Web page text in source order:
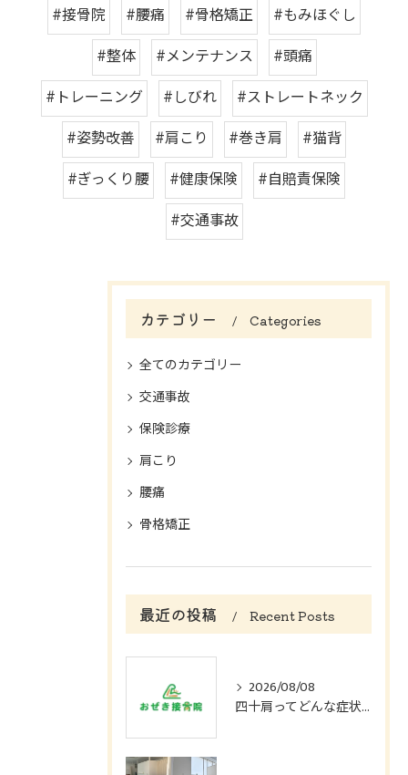
#接骨院 #腰痛 #骨格矯正
#もみほぐし
#整体
#メンテナンス
#頭痛
#トレーニング
#しびれ
#ストレートネック
#姿勢改善
#肩こり #巻き肩
#猫背
#ぎっくり腰
#健康保険
#自賠責保険
#交通事故
カテゴリー Categories
全てのカテゴリー
交通事故
保険診療
肩こり
腰痛
骨格矯正
最近の投稿 Recent Posts
2026/08/08
四十肩ってどんな症状？